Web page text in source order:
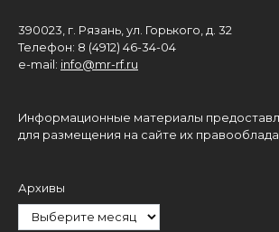
390023, г. Рязань, ул. Горького, д. 32
Телефон: 8 (4912) 46-34-04
e-mail: info@mr-rf.ru
Информационные материалы
для размещения на сайте их
Архивы